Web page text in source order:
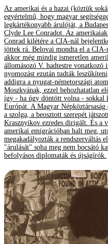
Az amerikai és a hazai (köztük
egyértelmű, hogy magyar
legkártékonyabb árulóját, a
Clyde Lee Conradot. Az
Conrad kilétére a CIA-nál
jöttek rá. Belovai mondta el a CIA-
akkor még mindig ismeretlen
állomásozó V. hadtestre
nyomozást ezután tudták
addigra a nyugat-németországi
Moszkvának, ezzel behozhatatlan
így - ha úgy döntött volna - sokkal
Európát. A Magyar
a szolga, a beosztott szerepét
Krasznyikov ezredes dirigált. És a
amerikai emigrációban halt meg,
megakadályozták a rendszerváltás
"árulását" soha meg nem bocsátó
befolyásos diplomaták és újságírók.